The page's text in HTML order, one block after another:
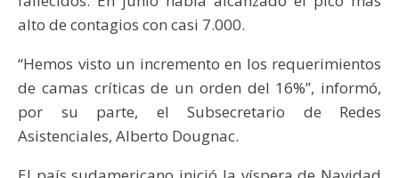
alto de contagios con casi 7.000.
“Hemos visto un incremento en los requerimientos
de camas críticas de un orden del 16%”, informó,
por su parte, el Subsecretario de Redes
Asistenciales, Alberto Dougnac.